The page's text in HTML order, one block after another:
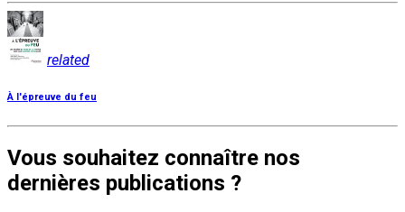
related
À l'épreuve du feu
Vous souhaitez connaître nos
dernières publications ?